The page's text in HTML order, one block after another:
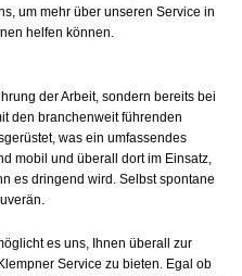
um mehr über unseren Service in
helfen können.
der Arbeit, sondern bereits bei
den branchenweit führenden
was ein umfassendes
mobil und überall dort im Einsatz,
es dringend wird. Selbst spontane
es uns, Ihnen überall zur
Service zu bieten. Egal ob